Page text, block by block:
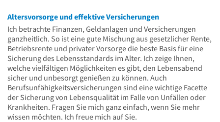
Altersvorsorge und effektive Versicherungen
Ich betrachte Finanzen, Geldanlagen und Versicherungen
ganzheitlich. So ist eine gute Mischung aus gesetzlicher Rente,
Betriebsrente und privater Vorsorge die beste Basis für eine
Sicherung des Lebensstandards im Alter. Ich zeige Ihnen,
welche vielfältigen Möglichkeiten es gibt, den Lebensabend
sicher und unbesorgt genießen zu können. Auch
Berufsunfähigkeitsversicherungen sind eine wichtige Facette
der Sicherung von Lebensqualität im Falle von Unfällen oder
Krankheiten. Fragen Sie mich ganz einfach, wenn Sie mehr
wissen möchten. Ich freue mich auf Sie.